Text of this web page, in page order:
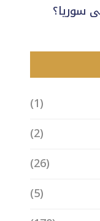
سوريا؟
(1)
(2)
(26)
(5)